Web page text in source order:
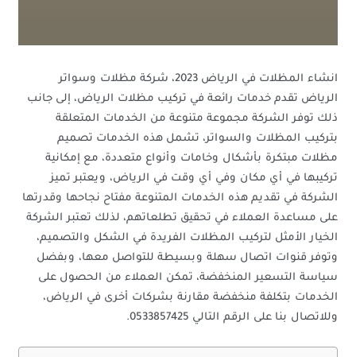
انشاء المظلات في الرياض 2023، شركة مظلات وسواتر
الرياض تقدم خدمات رائعة في تركيب مظلات الرياض، إلى جانب
ذلك توفر الشركة مجموعة متنوعة من الخدمات المتعلقة
بتركيب المظلات والسواتر، تشمل هذه الخدمات تصميم
مظلات مبتكرة بأشكال وخامات وأنواع متعددة، مع إمكانية
تركيبها في أي مكان وفي أي وقت في الرياض، ويعتبر تميز
الشركة في تقديم هذه الخدمات المتنوعة مفتاح نجاحها وقدرتها
على مساعدة العملاء في تحقيق تطلعاتهم، لذلك تعتبر الشركة
الخيار الأمثل لتركيب المظلات الفريدة في الشكل والتصميم،
وتوفر قنوات اتصال سهلة وبسيطة للتواصل معها، وبفضل
سياسة التسعير المنخفضة، تمكن العملاء من الحصول على
الخدمات بتكلفة منخفضة مقارنة بشركات أخرى في الرياض،
وللاتصال بنا على الرقم التالي 0533857425.